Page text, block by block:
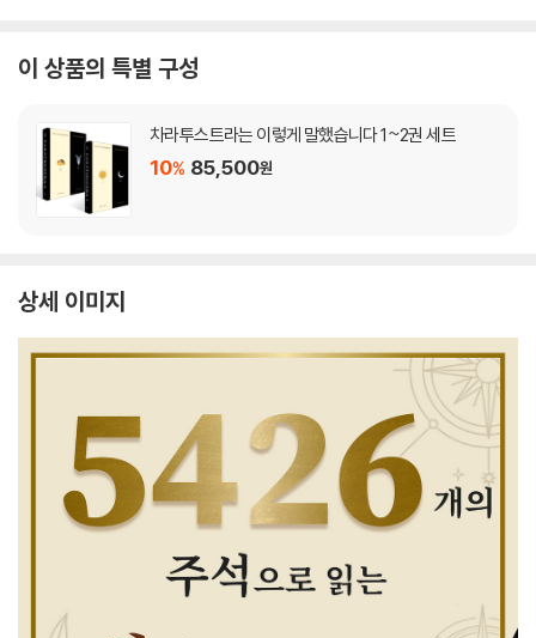
이 상품의 특별 구성
차라투스트라는 이렇게 말했습니다 1~2권 세트
10% 85,500원
상세 이미지